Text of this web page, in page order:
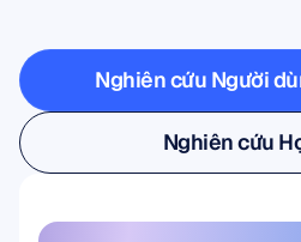
Nghiên cứu Người
Nghiên cứu Người
Nghiên cứu
Nghiên cứu